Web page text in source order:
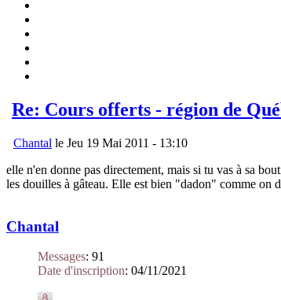
Re: Cours offerts - région de
Chantal le Jeu 19 Mai 2011 - 13:10
elle n'en donne pas directement, mais si tu vas à sa
les douilles à gâteau. Elle est bien "dadon" comme on
Chantal
Messages: 91
Date d'inscription: 04/11/2021